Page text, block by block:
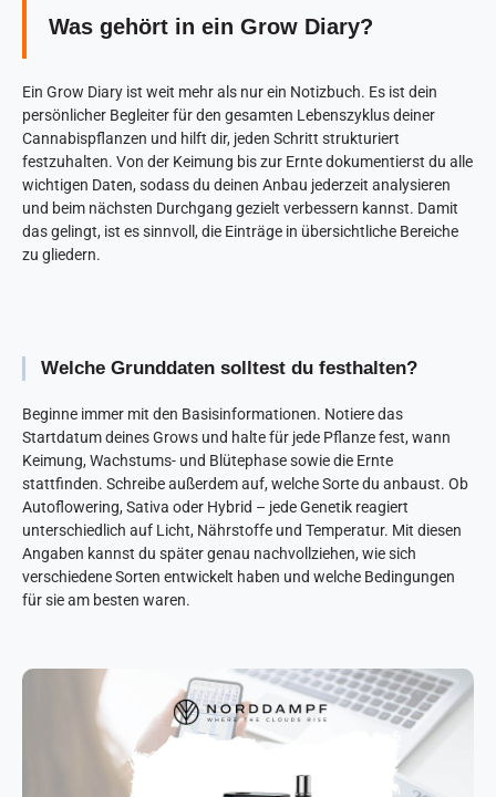
Was gehört in ein Grow Diary?
Ein Grow Diary ist weit mehr als nur ein Notizbuch. Es ist dein
persönlicher Begleiter für den gesamten Lebenszyklus deiner
Cannabispflanzen und hilft dir, jeden Schritt strukturiert
festzuhalten. Von der Keimung bis zur Ernte dokumentierst du alle
wichtigen Daten, sodass du deinen Anbau jederzeit analysieren
und beim nächsten Durchgang gezielt verbessern kannst. Damit
das gelingt, ist es sinnvoll, die Einträge in übersichtliche Bereiche
zu gliedern.
Welche Grunddaten solltest du festhalten?
Beginne immer mit den Basisinformationen. Notiere das
Startdatum deines Grows und halte für jede Pflanze fest, wann
Keimung, Wachstums- und Blütephase sowie die Ernte
stattfinden. Schreibe außerdem auf, welche Sorte du anbaust. Ob
Autoflowering, Sativa oder Hybrid – jede Genetik reagiert
unterschiedlich auf Licht, Nährstoffe und Temperatur. Mit diesen
Angaben kannst du später genau nachvollziehen, wie sich
verschiedene Sorten entwickelt haben und welche Bedingungen
für sie am besten waren.